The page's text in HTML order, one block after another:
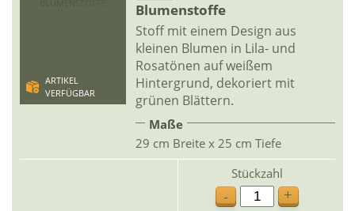
ARTIKEL
VERFÜGBAR
Blumenstoffe
Stoff mit einem Design aus
kleinen Blumen in Lila- und
Rosatönen auf weißem
Hintergrund, dekoriert mit
grünen Blättern.
Maße
29 cm Breite x 25 cm Tiefe
Stückzahl
-
+